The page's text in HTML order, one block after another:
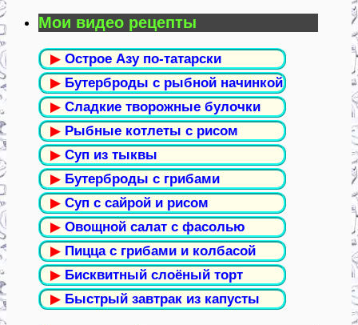
Мои видео рецепты
▶ Острое Азу по-татарски
▶ Бутерброды с рыбной начинкой
▶ Сладкие творожные булочки
▶ Рыбные котлеты с рисом
▶ Суп из тыквы
▶ Бутерброды с грибами
▶ Суп с сайрой и рисом
▶ Овощной салат с фасолью
▶ Пицца с грибами и колбасой
▶ Бисквитный слоёный торт
▶ Быстрый завтрак из капусты